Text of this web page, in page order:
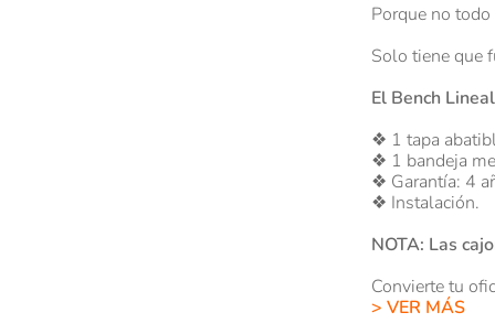
Porque no
Solo tiene que
El Bench
❖ 1 tapa
❖ 1 bandeja
❖ Garantía: 4
❖ Instalación.
NOTA: Las
Convierte tu
> VER MÁS